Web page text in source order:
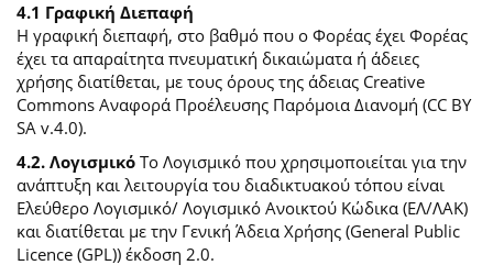
4.1 Γραφική Διεπαφή
Η γραφική διεπαφή, στο βαθμό που ο Φορέας έχει Φορέας
έχει τα απαραίτητα πνευματική δικαιώματα ή άδειες
χρήσης διατίθεται, με τους όρους της άδειας Creative
Commons Αναφορά Προέλευσης Παρόμοια Διανομή (CC BY
SA v.4.0).
4.2. ΛογισμικόΤο Λογισμικό που χρησιμοποιείται για την
ανάπτυξη και λειτουργία του διαδικτυακού τόπου είναι
Ελεύθερο Λογισμικό/ Λογισμικό Ανοικτού Κώδικα (ΕΛ/ΛΑΚ)
και διατίθεται με την Γενική Άδεια Χρήσης (General Public
Licence (GPL)) έκδοση 2.0.